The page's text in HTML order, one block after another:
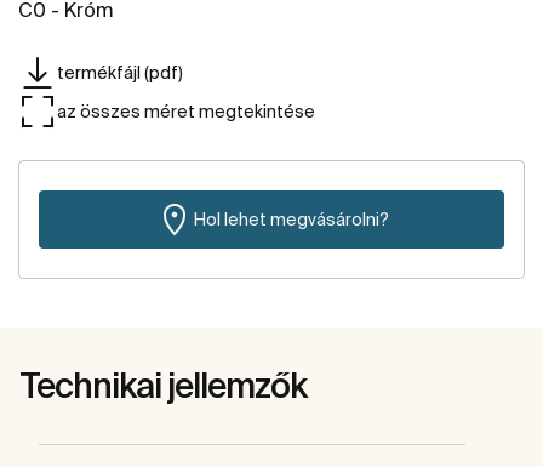
C0 - Króm
termékfájl (pdf)
az összes méret megtekintése
Hol lehet megvásárolni?
Technikai jellemzők